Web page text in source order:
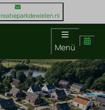
Menü